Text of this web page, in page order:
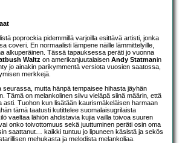
poprockia pidemmillä varjoilla esittävä artisti, jonka
coveri. En normaalisti lämpene näille lämmittelyille,
alkuperäinen. Tässä tapauksessa peräti jo vuonna
Waltz on amerikanjuutalaisen Andy Statmanin
jo ainakin parikymmentä versiota vuosien saatossa,
merkkejä.
mutta hänpä tempaisee hihasta jäyhän
Tämä on melankolinen siivu vieläpä siinä määrin, että
asti. Tuohon kun lisätään kaurismäkeläisen harmaan
tämä taatusti kutittelee suomalaisugrilaista
vaeltaa lähiön ahdistavia kujia vailla toivoa suuren
onko toivottomuus sekä juuttuminen peräti osin oma
saattanut… kaikki tuntuu jo lipuneen käsistä ja sekös
mehukasta ja melodista melankoliaa.